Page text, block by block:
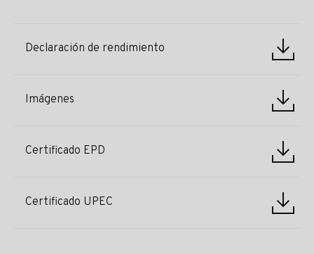
Declaración de rendimiento
Imágenes
Certificado EPD
Certificado UPEC